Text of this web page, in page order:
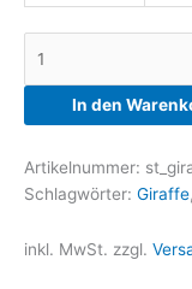
Giraffe
MengeIn den
Artikelnummer:
Schlagwörter: Giraffe,
inkl. MwSt. zzgl.